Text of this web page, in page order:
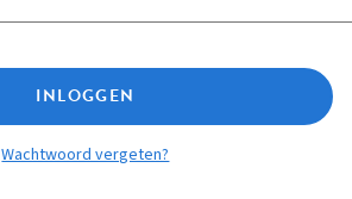
INLOGGEN
Wachtwoord vergeten?